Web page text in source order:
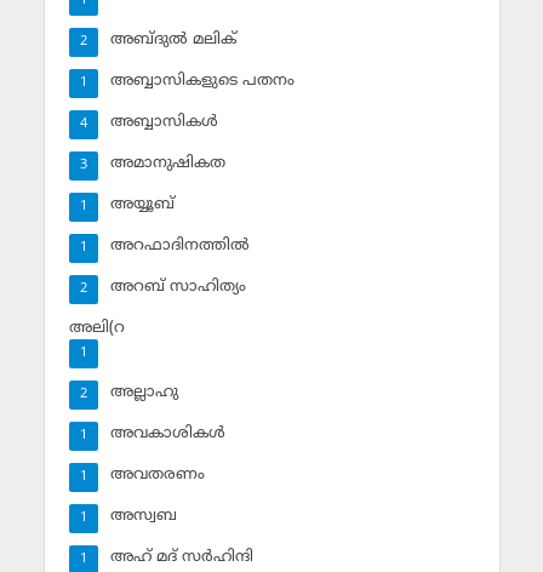
അബ്ദുല്‍ മലിക്‌
2
അബ്ബാസികളുടെ പതനം
1
അബ്ബാസികള്‍
4
അമാനുഷികത
3
അയ്യൂബ്‌
1
അറഫാദിനത്തില്‍
1
അറബ് സാഹിത്യം
2
അലി(റ
1
അല്ലാഹു
2
അവകാശികള്‍
1
അവതരണം
1
അസ്വബ
1
അഹ് മദ് സര്‍ഹിന്ദി
1